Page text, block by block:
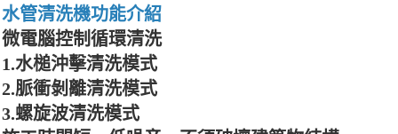
水管清洗機功能介紹
微電腦控制循環清洗
1.水槌沖擊清洗模式
2.脈衝剝離清洗模式
3.螺旋波清洗模式